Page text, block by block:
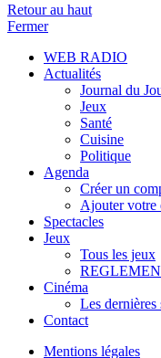
Retour au haut
Fermer
WEB RADIO
Actualités
Journal du
Jeux
Santé
Cuisine
Politique
Agenda
Créer un
Ajouter votre
Spectacles
Jeux
Tous les jeux
Cinéma
Les dernières
Contact
Mentions légales